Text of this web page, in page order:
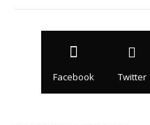
Facebook Twitter